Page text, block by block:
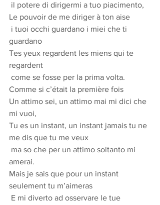
il potere di dirigermi a tuo piacimento,
Le pouvoir de me diriger à ton aise
guardano
Tes yeux regardent les miens qui te
regardent
come se fosse per la prima volta.
Comme si c’était la première fois
Un attimo sei, un attimo mai mi dici che
mi vuoi,
Tu es un instant, un instant jamais tu ne
me dis que tu me veux
amerai.
Mais je sais que pour un instant
seulement tu m’aimeras